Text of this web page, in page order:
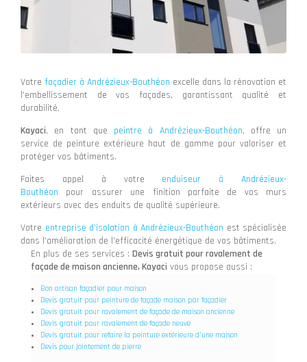
Votre façadier à Andrézieux-Bouthéon excelle dans la rénovation et
l'embellissement de vos façades, garantissant qualité et
durabilité.
Kayaci, en tant que peintre à Andrézieux-Bouthéon, offre un
service de peinture extérieure haut de gamme pour valoriser et
protéger vos bâtiments.
Faites appel à votre enduiseur à Andrézieux-
Bouthéon pour assurer une finition parfaite de vos murs
extérieurs avec des enduits de qualité supérieure.
Votre entreprise d'isolation à Andrézieux-Bouthéon est spécialisée
dans l'amélioration de l'efficacité énergétique de vos bâtiments.
En plus de ses services : Devis gratuit pour ravalement de
façade de maison ancienne, Kayaci vous propose aussi :
Bon artisan façadier pour maison
Devis gratuit pour peinture de façade maison par façadier
Devis gratuit pour ravalement de façade de maison ancienne
Devis gratuit pour ravalement de façade neuve
Devis gratuit pour refaire la peinture extérieure d'une maison
Devis pour jointement de pierre